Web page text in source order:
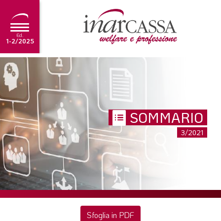
Ed.
1-2/2025
NEWS
EDITORIALE
TUTORIAL
SCADENZARIO
ARCHIVIO
Ultima edizione
1-2/2025
SOMMARIO
3/2021
Sfoglia in PDF